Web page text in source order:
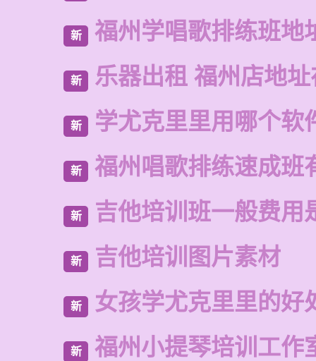
新 福州学唱歌排练班地
新 乐器出租 福州店地
新 学尤克里里用哪个软
新 福州唱歌排练速成班
新 吉他培训班一般费用
新 吉他培训图片素材
新 女孩学尤克里里的好
新 福州小提琴培训工作